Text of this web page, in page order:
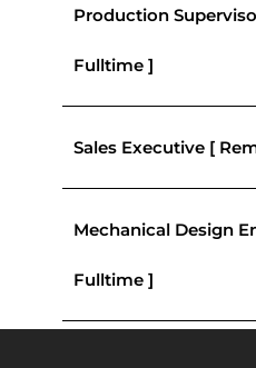
Production Supervisor [
Fulltime ]
Sales
Mechanical Design Engineer
Fulltime ]